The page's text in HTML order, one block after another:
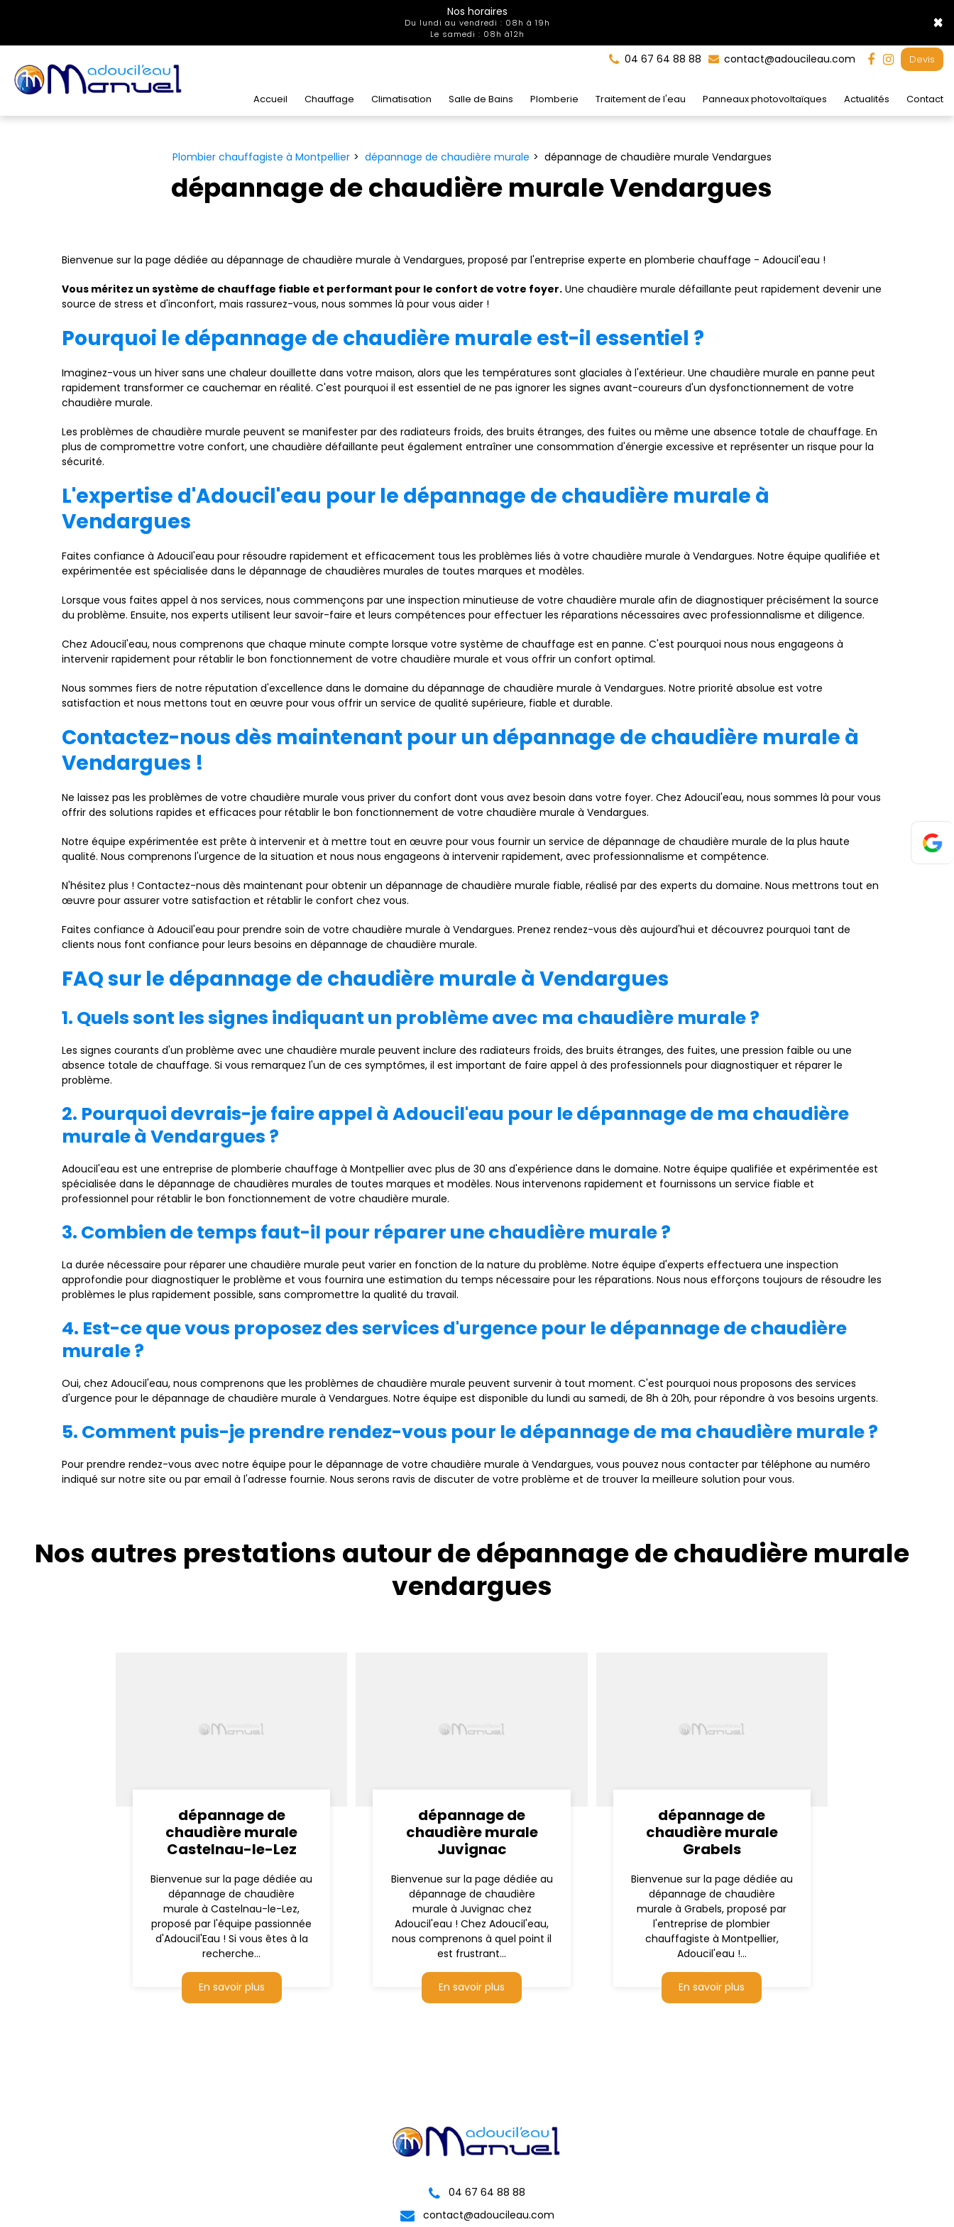
Nos horaires
Du lundi au vendredi : 08h à 19h
Le samedi : 08h à12h
×
04 67 64 88 88 contact@adoucileau.com Devis
Accueil Chauffage Climatisation Salle de Bains Plomberie Traitement de l'eau Panneaux photovoltaïques Actualités Contact
Plombier chauffagiste à Montpellier dépannage de chaudière murale dépannage de chaudière murale Vendargues
dépannage de chaudière murale Vendargues
Bienvenue sur la page dédiée au dépannage de chaudière murale à Vendargues, proposé par l'entreprise experte en plomberie chauffage - Adoucil'eau !
Vous méritez un système de chauffage fiable et performant pour le confort de votre foyer. Une chaudière murale défaillante peut rapidement devenir une
source de stress et d'inconfort, mais rassurez-vous, nous sommes là pour vous aider !
Pourquoi le dépannage de chaudière murale est-il essentiel ?
Imaginez-vous un hiver sans une chaleur douillette dans votre maison, alors que les températures sont glaciales à l'extérieur. Une chaudière murale en panne peut
rapidement transformer ce cauchemar en réalité. C'est pourquoi il est essentiel de ne pas ignorer les signes avant-coureurs d'un dysfonctionnement de votre
chaudière murale.
Les problèmes de chaudière murale peuvent se manifester par des radiateurs froids, des bruits étranges, des fuites ou même une absence totale de chauffage. En
plus de compromettre votre confort, une chaudière défaillante peut également entraîner une consommation d'énergie excessive et représenter un risque pour la
sécurité.
L'expertise d'Adoucil'eau pour le dépannage de chaudière murale à
Vendargues
Faites confiance à Adoucil'eau pour résoudre rapidement et efficacement tous les problèmes liés à votre chaudière murale à Vendargues. Notre équipe qualifiée et
expérimentée est spécialisée dans le dépannage de chaudières murales de toutes marques et modèles.
Lorsque vous faites appel à nos services, nous commençons par une inspection minutieuse de votre chaudière murale afin de diagnostiquer précisément la source
du problème. Ensuite, nos experts utilisent leur savoir-faire et leurs compétences pour effectuer les réparations nécessaires avec professionnalisme et diligence.
Chez Adoucil'eau, nous comprenons que chaque minute compte lorsque votre système de chauffage est en panne. C'est pourquoi nous nous engageons à
intervenir rapidement pour rétablir le bon fonctionnement de votre chaudière murale et vous offrir un confort optimal.
Nous sommes fiers de notre réputation d'excellence dans le domaine du dépannage de chaudière murale à Vendargues. Notre priorité absolue est votre
satisfaction et nous mettons tout en œuvre pour vous offrir un service de qualité supérieure, fiable et durable.
Contactez-nous dès maintenant pour un dépannage de chaudière murale à
Vendargues !
Ne laissez pas les problèmes de votre chaudière murale vous priver du confort dont vous avez besoin dans votre foyer. Chez Adoucil'eau, nous sommes là pour vous
offrir des solutions rapides et efficaces pour rétablir le bon fonctionnement de votre chaudière murale à Vendargues.
Notre équipe expérimentée est prête à intervenir et à mettre tout en œuvre pour vous fournir un service de dépannage de chaudière murale de la plus haute
qualité. Nous comprenons l'urgence de la situation et nous nous engageons à intervenir rapidement, avec professionnalisme et compétence.
N'hésitez plus ! Contactez-nous dès maintenant pour obtenir un dépannage de chaudière murale fiable, réalisé par des experts du domaine. Nous mettrons tout en
œuvre pour assurer votre satisfaction et rétablir le confort chez vous.
Faites confiance à Adoucil'eau pour prendre soin de votre chaudière murale à Vendargues. Prenez rendez-vous dès aujourd'hui et découvrez pourquoi tant de
clients nous font confiance pour leurs besoins en dépannage de chaudière murale.
FAQ sur le dépannage de chaudière murale à Vendargues
1. Quels sont les signes indiquant un problème avec ma chaudière murale ?
Les signes courants d'un problème avec une chaudière murale peuvent inclure des radiateurs froids, des bruits étranges, des fuites, une pression faible ou une
absence totale de chauffage. Si vous remarquez l'un de ces symptômes, il est important de faire appel à des professionnels pour diagnostiquer et réparer le
problème.
2. Pourquoi devrais-je faire appel à Adoucil'eau pour le dépannage de ma chaudière
murale à Vendargues ?
Adoucil'eau est une entreprise de plomberie chauffage à Montpellier avec plus de 30 ans d'expérience dans le domaine. Notre équipe qualifiée et expérimentée est
spécialisée dans le dépannage de chaudières murales de toutes marques et modèles. Nous intervenons rapidement et fournissons un service fiable et
professionnel pour rétablir le bon fonctionnement de votre chaudière murale.
3. Combien de temps faut-il pour réparer une chaudière murale ?
La durée nécessaire pour réparer une chaudière murale peut varier en fonction de la nature du problème. Notre équipe d'experts effectuera une inspection
approfondie pour diagnostiquer le problème et vous fournira une estimation du temps nécessaire pour les réparations. Nous nous efforçons toujours de résoudre les
problèmes le plus rapidement possible, sans compromettre la qualité du travail.
4. Est-ce que vous proposez des services d'urgence pour le dépannage de chaudière
murale ?
Oui, chez Adoucil'eau, nous comprenons que les problèmes de chaudière murale peuvent survenir à tout moment. C'est pourquoi nous proposons des services
d'urgence pour le dépannage de chaudière murale à Vendargues. Notre équipe est disponible du lundi au samedi, de 8h à 20h, pour répondre à vos besoins urgents.
5. Comment puis-je prendre rendez-vous pour le dépannage de ma chaudière murale ?
Pour prendre rendez-vous avec notre équipe pour le dépannage de votre chaudière murale à Vendargues, vous pouvez nous contacter par téléphone au numéro
indiqué sur notre site ou par email à l'adresse fournie. Nous serons ravis de discuter de votre problème et de trouver la meilleure solution pour vous.
Nos autres prestations autour de dépannage de chaudière murale
vendargues
dépannage de
chaudière murale
Castelnau-le-Lez
Bienvenue sur la page dédiée au
dépannage de chaudière
murale à Castelnau-le-Lez,
proposé par l'équipe passionnée
d'Adoucil'Eau ! Si vous êtes à la
recherche...
En savoir plus
dépannage de
chaudière murale
Juvignac
Bienvenue sur la page dédiée au
dépannage de chaudière
murale à Juvignac chez
Adoucil'eau ! Chez Adoucil'eau,
nous comprenons à quel point il
est frustrant...
En savoir plus
dépannage de
chaudière murale
Grabels
Bienvenue sur la page dédiée au
dépannage de chaudière
murale à Grabels, proposé par
l'entreprise de plombier
chauffagiste à Montpellier,
Adoucil'eau !...
En savoir plus
04 67 64 88 88
contact@adoucileau.com